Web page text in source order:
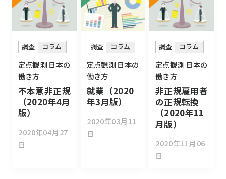
調査 コラム
定点観測 日本の
働き方
不本意非正規
（2020年4月
版）
2020年04月27
日
調査 コラム
定点観測 日本の
働き方
就業（2020
年3月版）
2020年03月11
日
調査 コラム
定点観測 日本の
働き方
非正規雇用者
の正規転換
（2020年11
月版）
2020年11月06
日